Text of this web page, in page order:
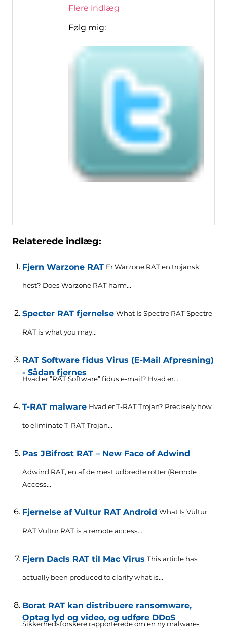
Flere indlæg
Følg mig:
Relaterede indlæg:
Fjern Warzone RAT Er Warzone RAT en trojansk
hest? Does Warzone RAT harm...
Specter RAT fjernelse What Is Spectre RAT Spectre
RAT is what you may...
RAT Software fidus Virus (E-Mail Afpresning)
- Sådan fjernes
Hvad er ”RAT Software” fidus e-mail? Hvad er...
T-RAT malware Hvad er T-RAT Trojan? Precisely how
to eliminate T-RAT Trojan...
Pas JBifrost RAT – New Face of Adwind
Adwind RAT, en af ​​de mest udbredte rotter (Remote
Access...
Fjernelse af Vultur RAT Android What Is Vultur
RAT Vultur RAT is a remote access...
Fjern Dacls RAT til Mac Virus This article has
actually been produced to clarify what is...
Borat RAT kan distribuere ransomware,
Optag lyd og video, og udføre DDoS
Sikkerhedsforskere rapporterede om en ny malware-